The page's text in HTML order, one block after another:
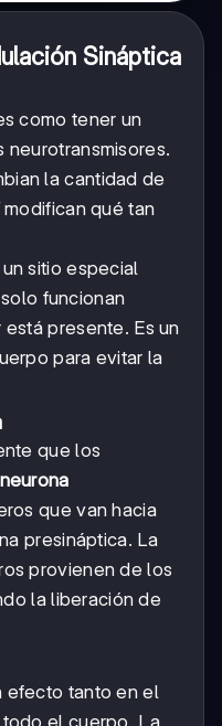
Sináptica
como tener un
la cantidad de
qué tan
sitio especial
funcionan
presente. Es un
para evitar la
que los
neurona
que van hacia
presináptica. La
provienen de los
la liberación de
efecto tanto en el
el cuerpo. La